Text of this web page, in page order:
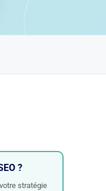
?
stratégie